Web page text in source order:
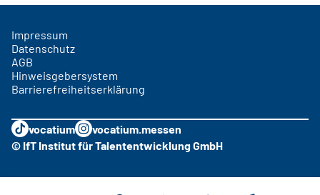
Impressum
Datenschutz
AGB
Hinweisgebersystem
Barrierefreiheitserklärung
vocatium
vocatium.messen
© IfT Institut für Talententwicklung GmbH